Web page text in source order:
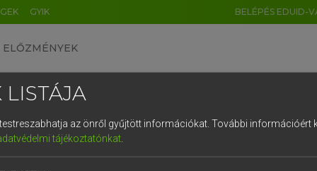
GYIK BELÉPÉS EDUID-
ELŐZMÉNYEK
LISTÁJA
az önről gyűjtött információkat. További információért
tájékoztatónkat.
DE CN FR ES IT NL
1 2 3 4 5 6 7 8 9